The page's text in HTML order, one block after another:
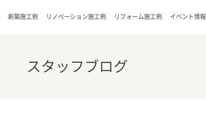
新築施工例 リノベーション施工例 リフォーム施工例 イベント情報
スタッフブログ